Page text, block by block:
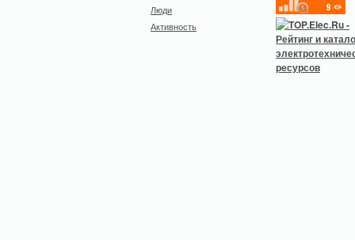
Люди
Активность